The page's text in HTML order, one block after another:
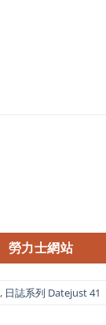
勞力士網站
, 日誌系列 Datejust 41